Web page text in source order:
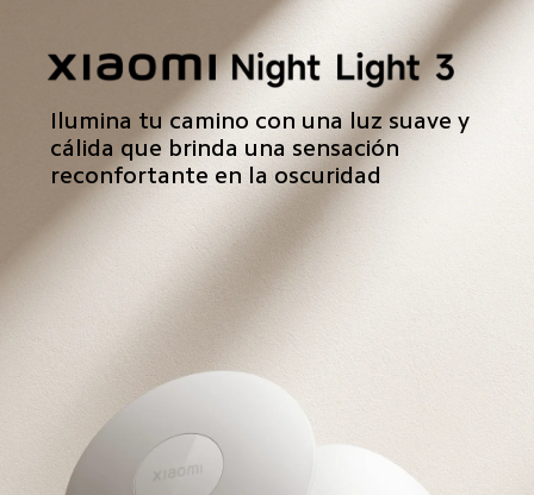
Ilumina tu camino con una luz suave y
cálida que brinda una sensación
reconfortante en la oscuridad